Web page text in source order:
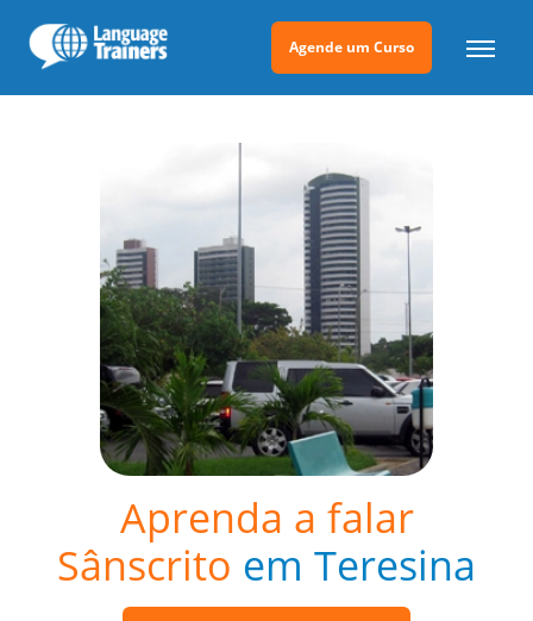
Agende um Curso
Aprenda a falar
Sânscrito em Teresina